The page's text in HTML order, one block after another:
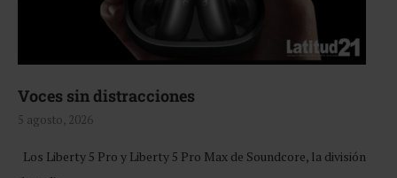
Voces sin distracciones
5 agosto, 2026
Los Liberty 5 Pro y Liberty 5 Pro Max de Soundcore, la división